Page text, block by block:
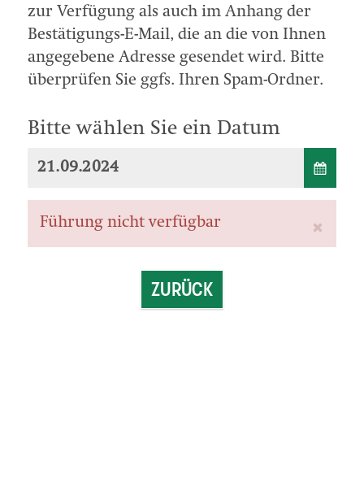
Bitte wählen Sie ein Datum
Führung nicht verfügbar
ZURÜCK
zur Verfügung als auch im Anhang der
Bestätigungs-E-Mail, die an die von Ihnen
angegebene Adresse gesendet wird. Bitte
überprüfen Sie ggfs. Ihren Spam-Ordner.